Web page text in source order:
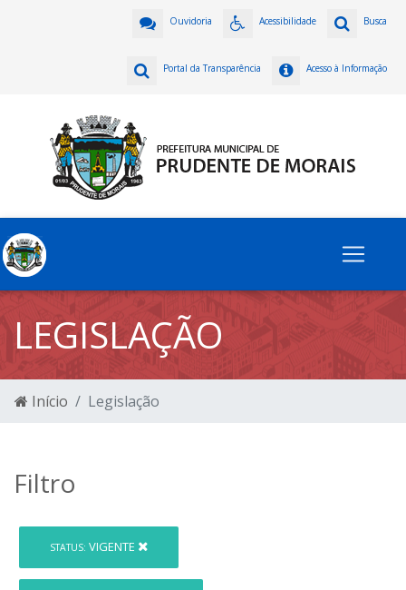
Busca
Acessibilidade
Ouvidoria
Acesso à Informação
Portal da Transparência
LEGISLAÇÃO
Início Legislação
Filtro
STATUS: VIGENTE